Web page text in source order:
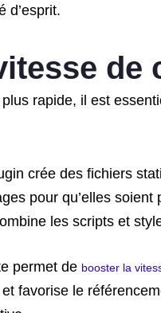
d’esprit.
de
rapide, il est
crée des fichiers
pour qu’elles
les scripts et
permet de booster la
favorise le